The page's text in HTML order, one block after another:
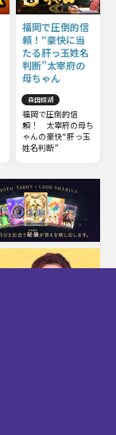
福岡で圧倒的信
頼！“豪快に当
たる肝っ玉姓名
判断”太宰府の
母ちゃん
森田鏡湖
福岡で圧倒的信
頼！ 太宰府の母ち
ゃんの豪快“肝っ玉
姓名判断”